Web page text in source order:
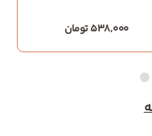
538,000 تومان